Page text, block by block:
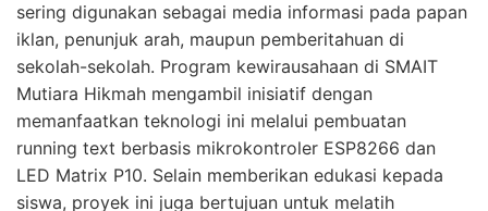
sering digunakan sebagai media informasi pada papan
iklan, penunjuk arah, maupun pemberitahuan di
sekolah-sekolah. Program kewirausahaan di SMAIT
Mutiara Hikmah mengambil inisiatif dengan
memanfaatkan teknologi ini melalui pembuatan
running text berbasis mikrokontroler ESP8266 dan
LED Matrix P10. Selain memberikan edukasi kepada
siswa, proyek ini juga bertujuan untuk melatih